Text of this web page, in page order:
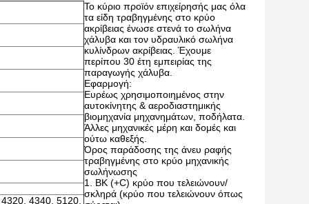
4340, 5120,
Το κύριο προϊόν επιχείρησής μας όλα
τα είδη τραβηγμένης στο κρύο
ακρίβειας ένωσε στενά το σωλήνα
χάλυβα και τον υδραυλικό σωλήνα
κυλίνδρων ακρίβειας. Έχουμε
περίπου 30 έτη εμπειρίας της
παραγωγής χάλυβα.
Εφαρμογή:
Ευρέως χρησιμοποιημένος στην
αυτοκίνητης & αεροδιαστημικής
βιομηχανία μηχανημάτων, ποδήλατα.
Άλλες μηχανικές μέρη και δομές και
ούτω καθεξής.
Όρος παράδοσης της άνευ ραφής
τραβηγμένης στο κρύο μηχανικής
σωλήνωσης
BK (+C) κρύο που τελειώνουν/
σκληρά (κρύο που τελειώνουν όπως